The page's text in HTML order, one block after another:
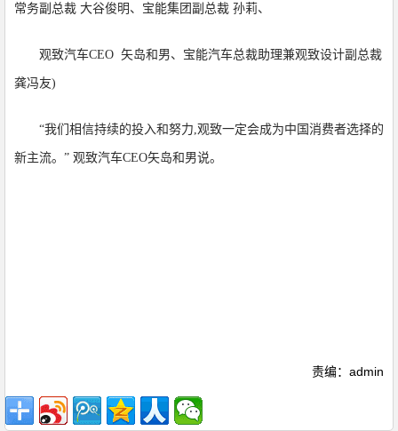
常务副总裁 大谷俊明、宝能集团副总裁 孙莉、
观致汽车CEO 矢岛和男、宝能汽车总裁助理兼观致设计副总裁
龚冯友)
“我们相信持续的投入和努力,观致一定会成为中国消费者选择的
新主流。” 观致汽车CEO矢岛和男说。
责编：admin